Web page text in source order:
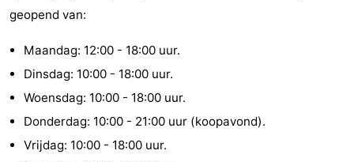
geopend van:
Maandag: 12:00 - 18:00 uur.
Dinsdag: 10:00 - 18:00 uur.
Woensdag: 10:00 - 18:00 uur.
Donderdag: 10:00 - 21:00 uur (koopavond).
Vrijdag: 10:00 - 18:00 uur.